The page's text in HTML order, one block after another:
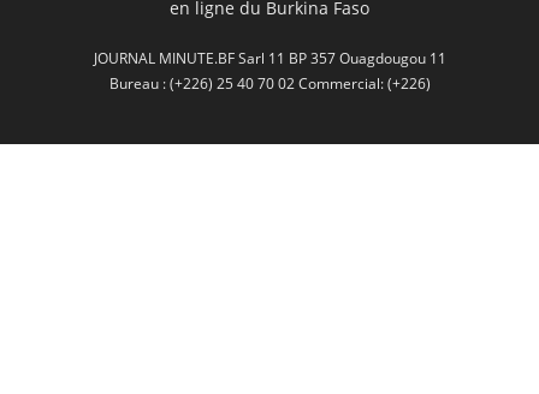
en ligne du Burkina Faso
JOURNAL MINUTE.BF Sarl 11 BP 357 Ouagdougou 11
Bureau : (+226) 25 40 70 02 Commercial: (+226)